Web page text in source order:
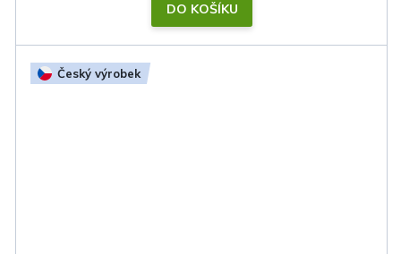
DO KOŠÍKU
Český výrobek